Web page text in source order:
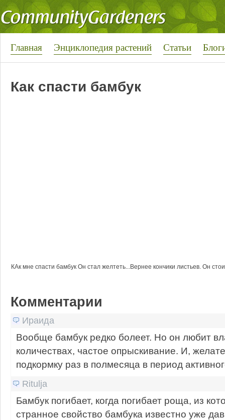
Главная Энциклопедия растений Статьи
Как спасти бамбук
КАк мне спасти бамбук Он стал желтеть...Вернее кончики листьев. Он
Комментарии
Ираида
Вообще бамбук редко болеет. Но он любит
количествах, частое опрыскивание. И,
подкормку раз в полмесяца в период
Ritulja
Бамбук погибает, когда погибает роща, из
странное свойство бамбука известно уже